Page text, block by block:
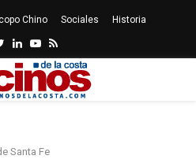
Chino Sociales Historia
Twitter
LinkedinYoutube
Rss
Santa Fe